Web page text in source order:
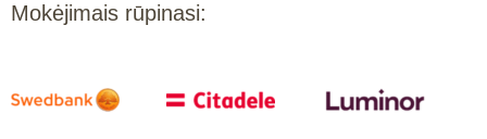
Mokėjimais rūpinasi: